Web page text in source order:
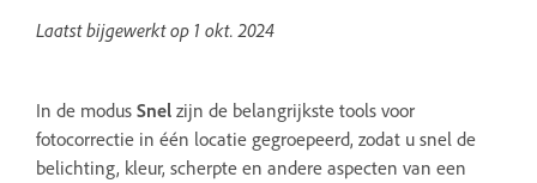
Laatst bijgewerkt op 1 okt. 2024
In de modus Snel zijn de belangrijkste tools voor
fotocorrectie in één locatie gegroepeerd, zodat u snel de
belichting, kleur, scherpte en andere aspecten van een